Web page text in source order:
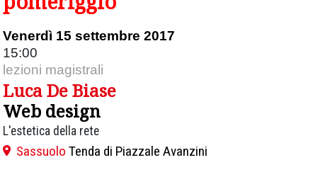
Venerdì 15 settembre 2017
15:00
lezioni magistrali
Luca De Biase
Web design
L'estetica della rete
Sassuolo Tenda di Piazzale Avanzini